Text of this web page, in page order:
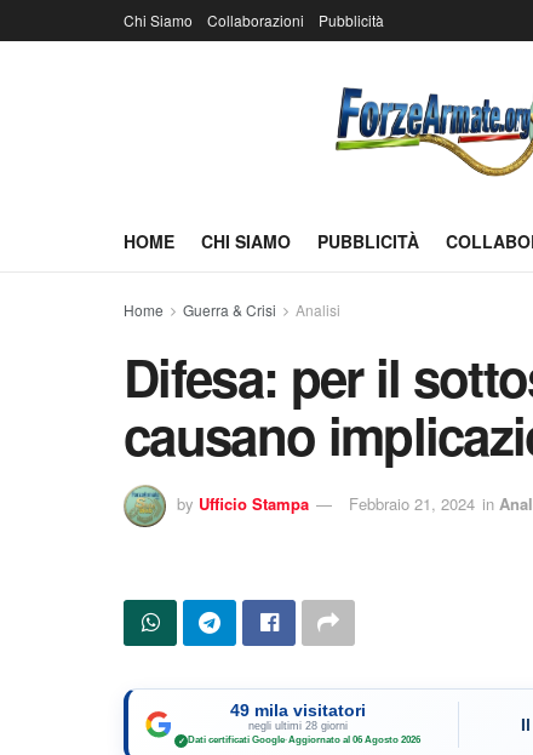
Chi Siamo Collaborazioni Pubblicità
HOME CHI SIAMO PUBBLICITÀ
Home Guerra & Crisi Analisi
Difesa: per il
causano
by Ufficio Stampa Febbraio 21, 2024 in
49 mila visitatori
negli ultimi 28 giorni
✓ Dati certificati Google·Aggiornato al 06 Agosto 2026